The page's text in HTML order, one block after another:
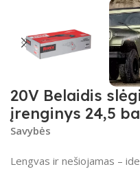
20V Belaidis
įrenginys 24,5
Savybės
Lengvas ir nešiojamas –